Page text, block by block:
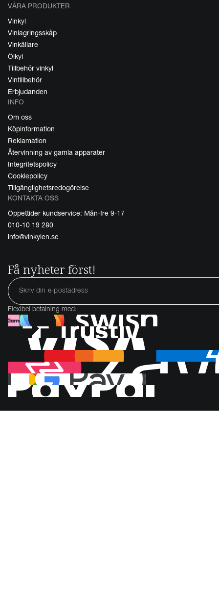
VÅRA PRODUKTER
Vinkyl
Vinlagringsskåp
Vinkällare
Ölkyl
Tillbehör vinkyl
Vintillbehör
Erbjudanden
INFO
Om oss
Köpinformation
Reklamation
Återvinning av gamla apparater
Integritetspolicy
Cookiepolicy
Tillgänglighetsredogörelse
KONTAKTA OSS
Öppettider kundservice: Mån-fre 9-17
010-10 19 280
info@vinkylen.se
Få nyheter först!
Flexibel betalning med: